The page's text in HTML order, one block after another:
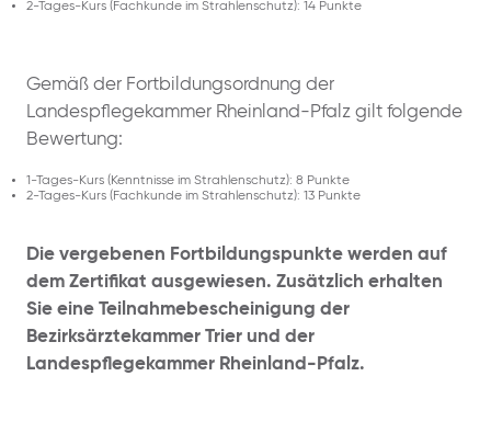
2-Tages-Kurs (Fachkunde im Strahlenschutz): 14 Punkte
Gemäß der Fortbildungsordnung der
Landespflegekammer Rheinland-Pfalz gilt folgende
Bewertung:
1-Tages-Kurs (Kenntnisse im Strahlenschutz): 8 Punkte
2-Tages-Kurs (Fachkunde im Strahlenschutz): 13 Punkte
Die vergebenen Fortbildungspunkte werden auf
dem Zertifikat ausgewiesen. Zusätzlich erhalten
Sie eine Teilnahmebescheinigung der
Bezirksärztekammer Trier und der
Landespflegekammer Rheinland-Pfalz.